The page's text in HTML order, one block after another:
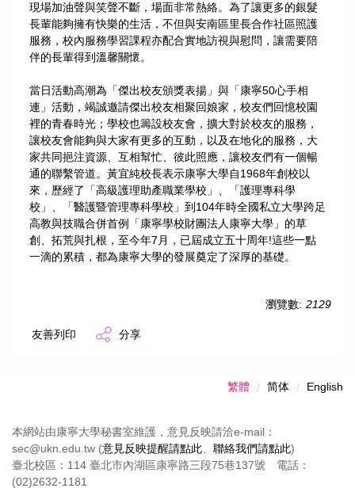
現場加油聲與笑聲不斷，場面非常熱絡。為了讓更多的銀髮
長輩能夠擁有快樂的生活，不但與安南區里長合作社區照護
服務，校內服務學習課程亦配合實地訪視與慰問，讓需要陪
伴的長輩得到溫馨關懷。
當日活動高潮為「傑出校友頒獎表揚」與「康寧50心手相
連」活動，竭誠邀請傑出校友相聚回娘家，校友們回憶校園
裡的青春時光；學校也籌設校友會，擴大對於校友的服務，
讓校友會能夠與大家有更多的互動，以及在地化的服務，大
家共同挹注資源、互相幫忙、彼此照應，讓校友們有一個暢
通的聯繫管道。黃宜純校長表示康寧大學自1968年創校以
來，歷經了「高級護理助產職業學校」、「護理專科學
校」、「醫護暨管理專科學校」到104年時全國私立大學跨足
高教與技職合併首例「康寧學校財團法人康寧大學」的草
創、拓荒與扎根，至今年7月，已屆成立五十周年!這些一點
一滴的累積，都為康寧大學的發展奠定了深厚的基礎。
瀏覽數: 2129
友善列印 分享
繁體 简体 English
本網站由康寧大學秘書室維護，意見反映請洽e-mail：
sec@ukn.edu.tw (意見反映提醒請點此 聯絡我們請點此)
臺北校區：114 臺北市內湖區康寧路三段75巷137號 電話：
(02)2632-1181